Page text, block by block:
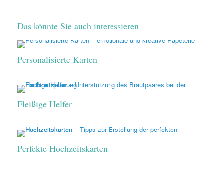
Das könnte Sie auch interessieren
Personalisierte Karten
Fleißige Helfer
Perfekte Hochzeitskarten